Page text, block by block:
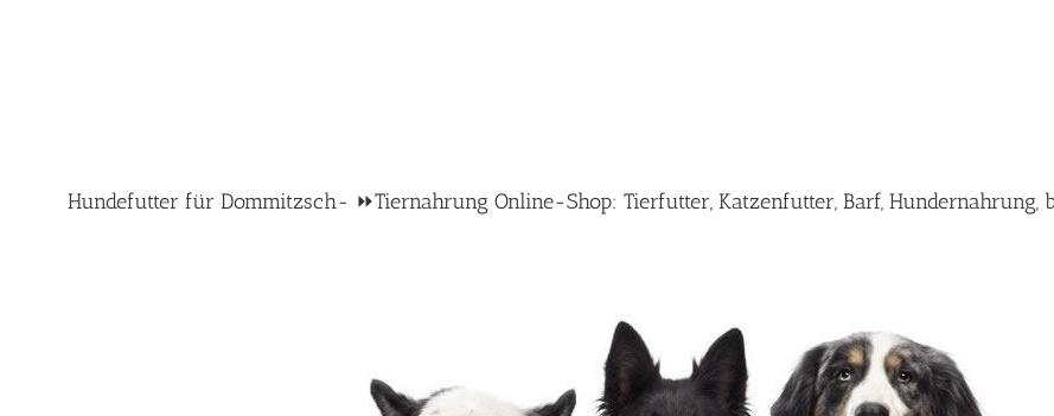
Hundefutter für Dommitzsch- ⏩Tiernahrung Online-Shop: Tierfutter, Katzenfutter, Barf,